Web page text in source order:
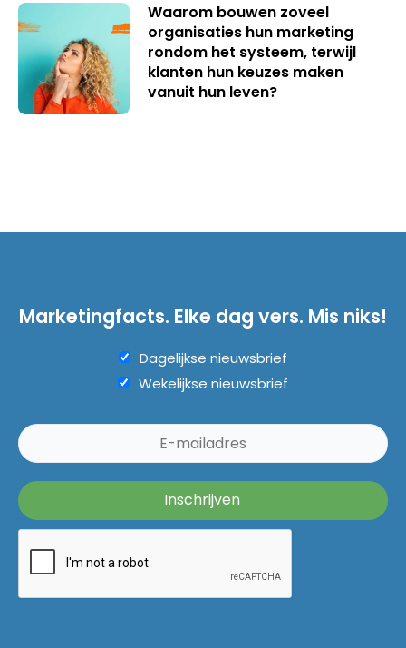
Waarom bouwen zoveel
organisaties hun marketing
rondom het systeem, terwijl
klanten hun keuzes maken
vanuit hun leven?
Marketingfacts. Elke dag vers. Mis niks!
Dagelijkse nieuwsbrief
Wekelijkse nieuwsbrief